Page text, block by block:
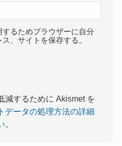
るためブラウザーに自分
、サイトを保存する。
減するために Akismet を
データの処理方法の詳細
。